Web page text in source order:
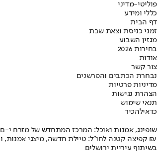
פוליטי-מדיני
כללי ומידע
דף הבית
זמני כניסת וצאת שבת
מגזין השבוע
בחירות 2026
אודות
צור קשר
נבחרת הכתבים והפרשנים
מדיניות פרטיות
הצהרת נגישות
תנאי שימוש
כדאילהכיר
שופינג, אמנות ואוכל: המרכז המתחדש של מזרח י-ם
קפיצה קטנה לחו"ל: טיילת חדשה, מיצגי אמנות, וכיכרות משופצות בהשקעה של 100 מיליון ₪
בשיתוף עיריית ירושלים